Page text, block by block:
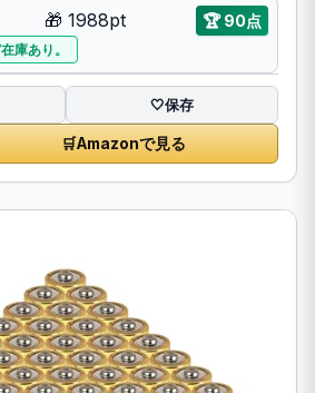
🎁 1988pt 🏆 90点
在庫あり。
🤍保存
🛒Amazonで見る